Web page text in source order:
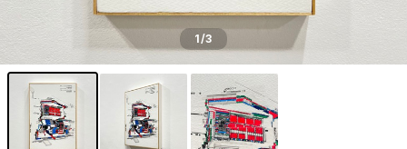
1/3